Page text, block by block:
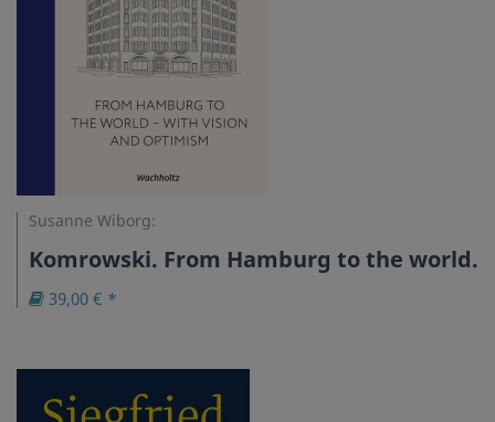
Susanne Wiborg:
Komrowski. From Hamburg to the world.
39,00 € *